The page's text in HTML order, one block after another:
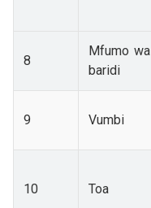
8
Mfumo wa
baridi
9 Vumbi
10 Toa